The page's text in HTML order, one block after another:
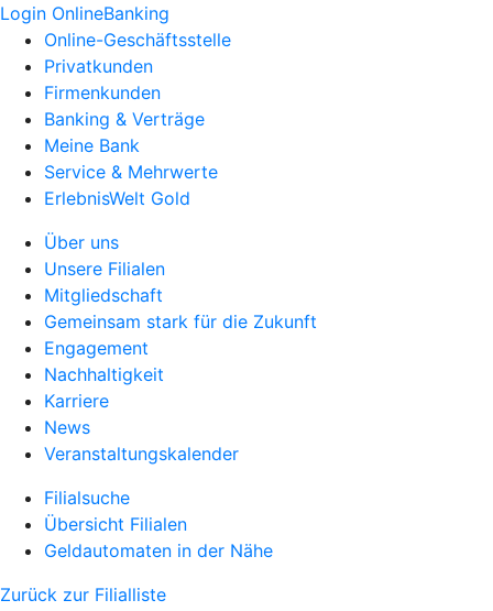
Login OnlineBanking
Online-Geschäftsstelle
Privatkunden
Firmenkunden
Banking & Verträge
Meine Bank
Service & Mehrwerte
ErlebnisWelt Gold
Über uns
Unsere Filialen
Mitgliedschaft
Gemeinsam stark für die Zukunft
Engagement
Nachhaltigkeit
Karriere
News
Veranstaltungskalender
Filialsuche
Übersicht Filialen
Geldautomaten in der Nähe
Zurück zur Filialliste